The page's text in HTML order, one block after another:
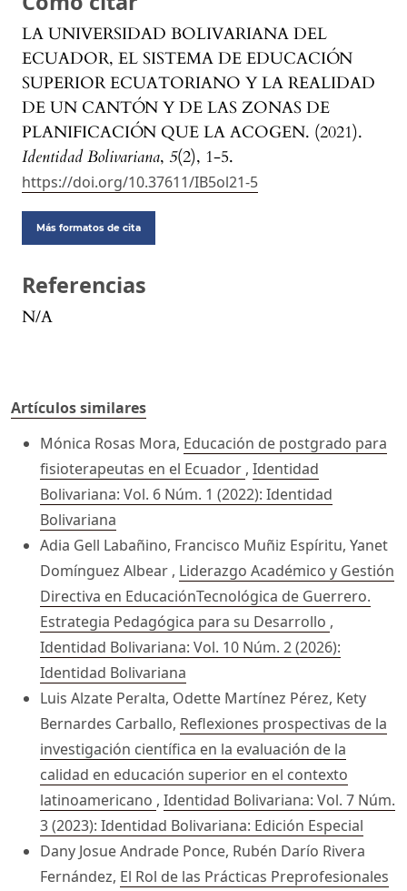
LA UNIVERSIDAD BOLIVARIANA DEL
ECUADOR, EL SISTEMA DE EDUCACIÓN
SUPERIOR ECUATORIANO Y LA REALIDAD
DE UN CANTÓN Y DE LAS ZONAS DE
PLANIFICACIÓN QUE LA ACOGEN. (2021).
Identidad Bolivariana, 5(2), 1-5.
https://doi.org/10.37611/IB5ol21-5
Más formatos de cita
Referencias
N/A
Artículos similares
Mónica Rosas Mora, Educación de postgrado para
fisioterapeutas en el Ecuador , Identidad
Bolivariana: Vol. 6 Núm. 1 (2022): Identidad
Bolivariana
Adia Gell Labañino, Francisco Muñiz Espíritu, Yanet
Domínguez Albear , Liderazgo Académico y Gestión
Directiva en EducaciónTecnológica de Guerrero.
Estrategia Pedagógica para su Desarrollo ,
Identidad Bolivariana: Vol. 10 Núm. 2 (2026):
Identidad Bolivariana
Luis Alzate Peralta, Odette Martínez Pérez, Kety
Bernardes Carballo, Reflexiones prospectivas de la
investigación científica en la evaluación de la
calidad en educación superior en el contexto
latinoamericano , Identidad Bolivariana: Vol. 7 Núm.
3 (2023): Identidad Bolivariana: Edición Especial
Dany Josue Andrade Ponce, Rubén Darío Rivera
Fernández, El Rol de las Prácticas Preprofesionales